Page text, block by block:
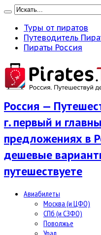
Туры от пиратов
Путеводитель
Пираты Россия
Россия —
г. первый и
предложениях в
дешевые
путешествуете
Авиабилеты
Москва (и ЦФО)
СПб (и СЗФО)
Поволжье
Урал